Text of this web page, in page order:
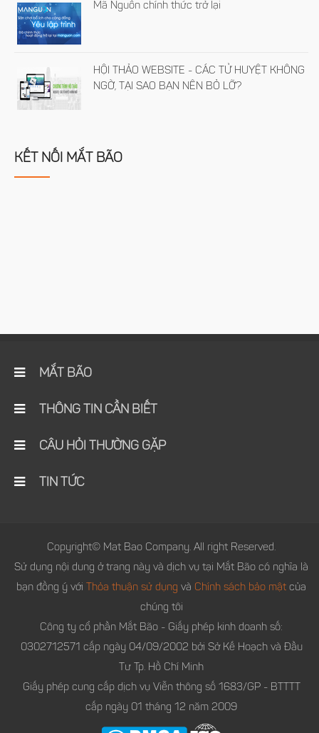
Mã Nguồn chính thức trở lại
HỘI THẢO WEBSITE - CÁC TỬ HUYỆT KHÔNG
NGỜ, TẠI SAO BẠN NÊN BỎ LỠ?
KẾT NỐI MẮT BÃO
MẮT BÃO
THÔNG TIN CẦN BIẾT
CÂU HỎI THƯỜNG GẶP
TIN TỨC
Copyright© Mat Bao Company. All right Reserved.
Sử dụng nội dung ở trang này và dịch vụ tại Mắt Bão có nghĩa là
bạn đồng ý với Thỏa thuận sử dụng và Chính sách bảo mật của
chúng tôi
Công ty cổ phần Mắt Bão - Giấy phép kinh doanh số:
0302712571 cấp ngày 04/09/2002 bởi Sở Kế Hoạch và Đầu
Tư Tp. Hồ Chí Minh
Giấy phép cung cấp dịch vụ Viễn thông số 1683/GP - BTTTT
cấp ngày 01 tháng 12 năm 2009